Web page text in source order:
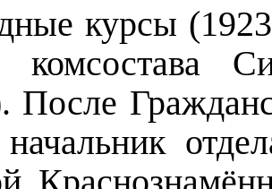
курсы
комсостава
После